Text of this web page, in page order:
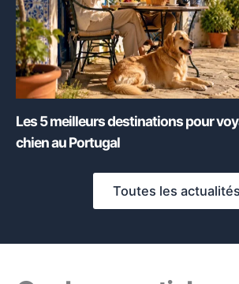
Les 5 meilleurs destinations pour
chien au Portugal
Toutes les actualités